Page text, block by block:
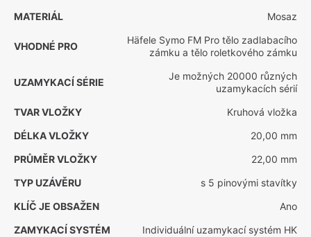
MATERIÁL Mosaz
VHODNÉ PRO
Häfele Symo FM Pro tělo zadlabacího
zámku a tělo roletkového zámku
UZAMYKACÍ SÉRIE
Je možných 20000 různých
uzamykacích sérií
TVAR VLOŽKY
Kruhová vložka
DÉLKA VLOŽKY
20,00 mm
PRŮMĚR VLOŽKY
22,00 mm
TYP UZÁVĚRU
s 5 pinovými stavítky
KLÍČ JE OBSAŽEN
Ano
ZAMYKACÍ SYSTÉM
Individuální uzamykací systém HK